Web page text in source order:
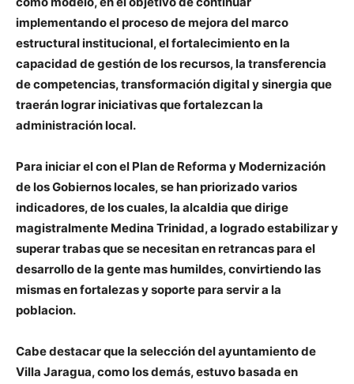
implementando el proceso de mejora del marco
estructural institucional, el fortalecimiento en la
capacidad de gestión de los recursos, la transferencia
de competencias, transformación digital y sinergia que
traerán lograr iniciativas que fortalezcan la
administración local.
Para iniciar el con el Plan de Reforma y Modernización
de los Gobiernos locales, se han priorizado varios
indicadores, de los cuales, la alcaldia que dirige
magistralmente Medina Trinidad, a logrado estabilizar y
superar trabas que se necesitan en retrancas para el
desarrollo de la gente mas humildes, convirtiendo las
mismas en fortalezas y soporte para servir a la
poblacion.
Cabe destacar que la selección del ayuntamiento de
Villa Jaragua, como los demás, estuvo basada en